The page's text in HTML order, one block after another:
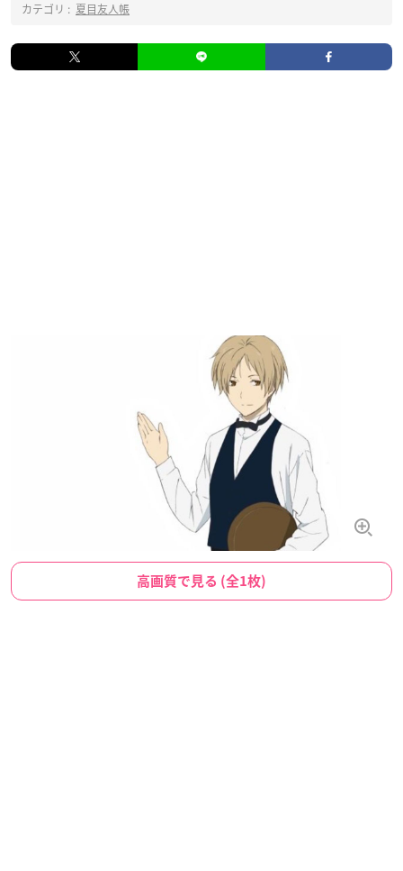
カテゴリ : 夏目友人帳
高画質で見る (全1枚)